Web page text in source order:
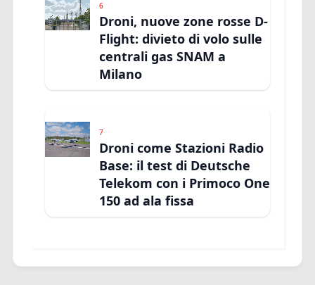
6
Droni, nuove zone rosse D-
Flight: divieto di volo sulle
centrali gas SNAM a
Milano
7
Droni come Stazioni Radio
Base: il test di Deutsche
Telekom con i Primoco One
150 ad ala fissa